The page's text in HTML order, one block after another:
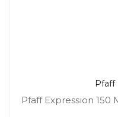
Pfaff
Pfaff Expression 150